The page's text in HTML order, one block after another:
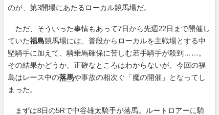
のが、第3開場にあたるローカル競馬場だ。
ただ、そういった事情もあって7日から先週22日まで開催し
ていた福島競馬場には、普段からローカルを主戦場とする中
堅騎手に加えて、騎乗馬確保に苦しむ若手騎手が殺到……。
その結果かどうか、正確なところはわからないが、今回の福
島はレース中の落馬や事故の相次ぐ「魔の開催」となってし
まった。
まずは8日の5Rで中谷雄太騎手が落馬。ルートロアーに騎